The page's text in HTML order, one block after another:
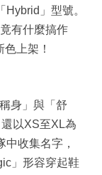
」型號。
有什麼搞作
上架！
身」與「舒
以XS至XL為
收集名字，
」形容穿起鞋